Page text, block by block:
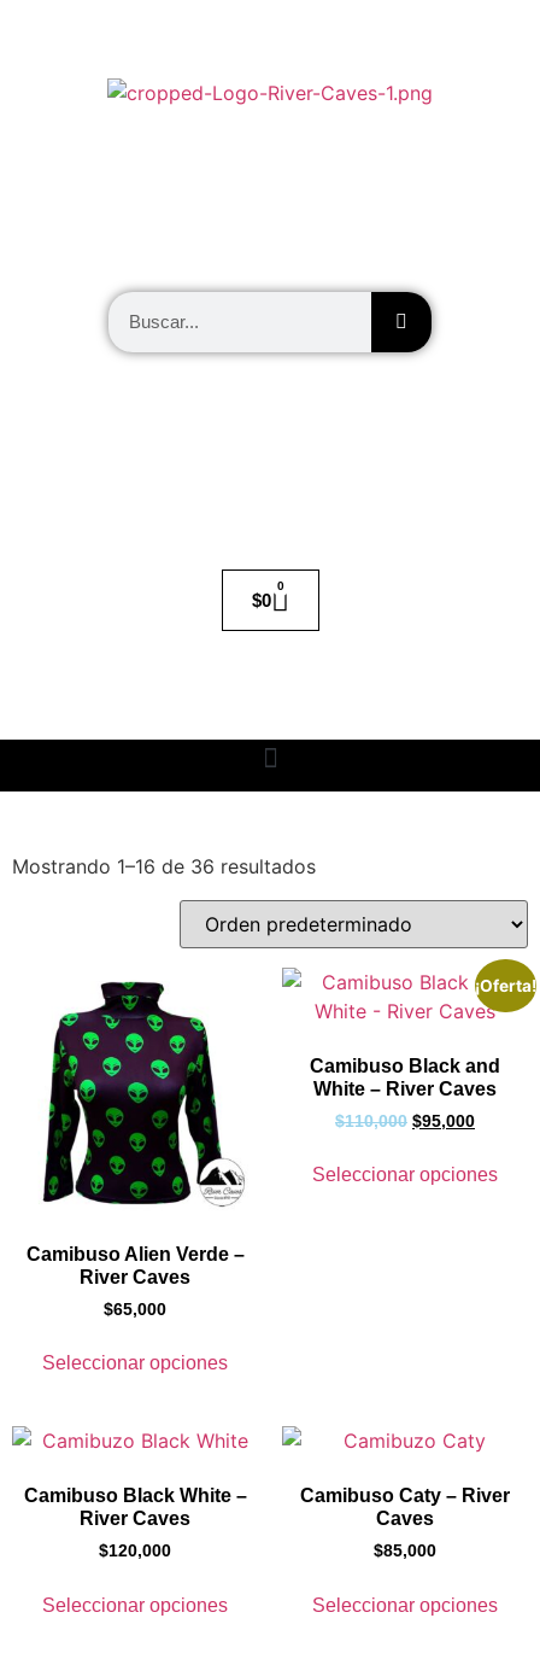
$0
0
Mostrando 1–16 de 36 resultados
Camibuso Alien Verde –
River Caves
$65,000
Seleccionar opciones
¡Oferta!
Camibuso Black and
White – River Caves
$110,000 $95,000
Seleccionar opciones
Camibuso Black White –
River Caves
$120,000
Seleccionar opciones
Camibuso Caty – River
Caves
$85,000
Seleccionar opciones